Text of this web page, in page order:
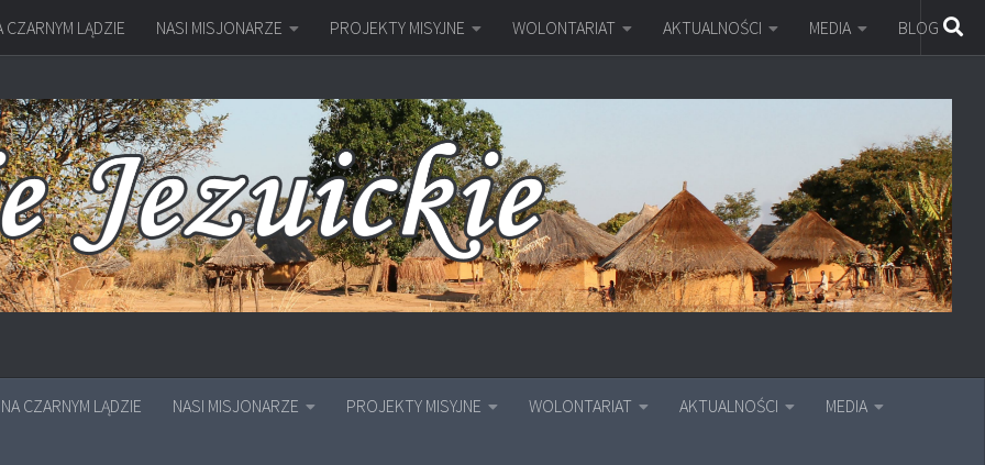
CZARNYM LĄDZIE NASI MISJONARZE PROJEKTY MISYJNE WOLONTARIAT AKTUALNOŚCI MEDIA BLOG
NA CZARNYM LĄDZIE NASI MISJONARZE PROJEKTY MISYJNE WOLONTARIAT AKTUALNOŚCI MEDIA